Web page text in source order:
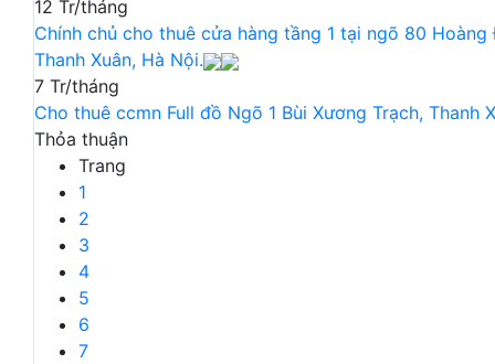
12 Tr/tháng
Chính chủ cho thuê cửa hàng tầng 1 tại ngõ 80 Hoàng
Thanh Xuân, Hà Nội.
7 Tr/tháng
Cho thuê ccmn Full đồ Ngõ 1 Bùi Xương Trạch, Thanh
Thỏa thuận
Trang
1
2
3
4
5
6
7